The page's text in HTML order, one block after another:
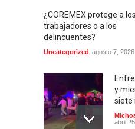
¿COREMEX protege a los
trabajadores o a los
delincuentes?
Uncategorized agosto 7, 2026
y
siete
abril